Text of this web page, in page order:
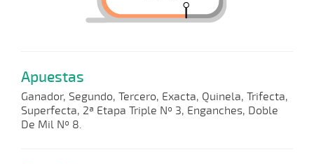
Apuestas
Ganador, Segundo, Tercero, Exacta, Quinela, Trifecta,
Superfecta, 2ª Etapa Triple Nº 3, Enganches, Doble
De Mil Nº 8.